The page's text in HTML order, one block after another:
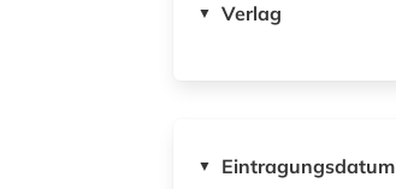
▼ Verlag
▼ Eintragungsdatum